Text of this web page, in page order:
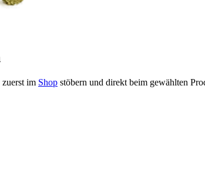
im Shop stöbern und direkt beim gewählten